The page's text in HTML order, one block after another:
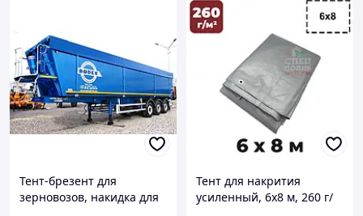
Тент-брезент для
зерновозов, накидка для
Тент для накрития
усиленный, 6х8 м, 260 г/